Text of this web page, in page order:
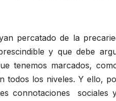
percatado de la
y que debe
tenemos marcados,
todos los niveles. Y ello,
connotaciones sociales